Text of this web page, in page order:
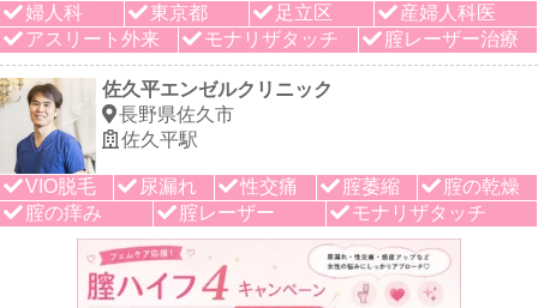
婦人科 東京都 足立区
産婦人科医
アスリート外来
モナリザタッチ 腟レーザー治療
佐久平エンゼルクリニック
長野県佐久市
佐久平駅
VIO脱毛 尿漏れ 性交痛 腟萎縮
腟の乾燥
腟の痒み
腟レーザー モナリザタッチ